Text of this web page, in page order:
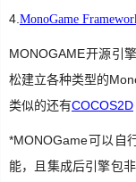
件
程
SignalR
4. MonoGame
MONOGAME开源引
松建立各种类型的
类似的还有COCOS2D
*MONOGame可以自
能，且集成后引擎包